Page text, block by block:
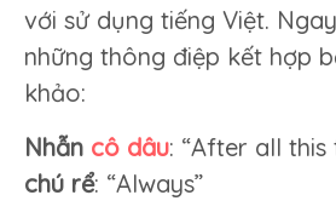
với sử dụng tiếng Việt.
những thông điệp kết hợp
khảo:
Nhẫn cô dâu: “After all this
chú rể: “Always”